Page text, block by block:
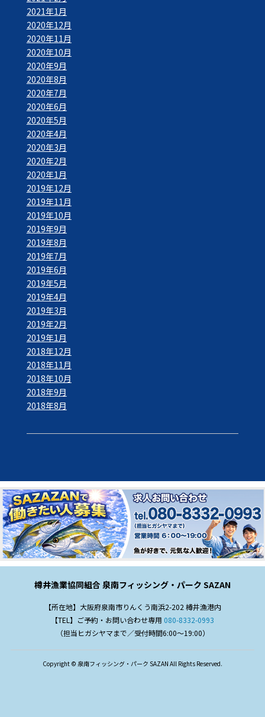
2021年1月
2020年12月
2020年11月
2020年10月
2020年9月
2020年8月
2020年7月
2020年6月
2020年5月
2020年4月
2020年3月
2020年2月
2020年1月
2019年12月
2019年11月
2019年10月
2019年9月
2019年8月
2019年7月
2019年6月
2019年5月
2019年4月
2019年3月
2019年2月
2019年1月
2018年12月
2018年11月
2018年10月
2018年9月
2018年8月
樽井漁業協同組合 泉南フィッシング・パーク SAZAN
【所在地】大阪府泉南市りんくう南浜2-202 樽井漁港内
【TEL】ご予約・お問い合わせ専用 080-8332-0993
（担当ヒガシヤマまで／受付時間6:00～19:00）
Copyright © 泉南フィッシング・パーク SAZAN All Rights Reserved.